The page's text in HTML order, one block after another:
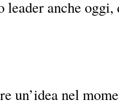
leader anche
un’idea nel